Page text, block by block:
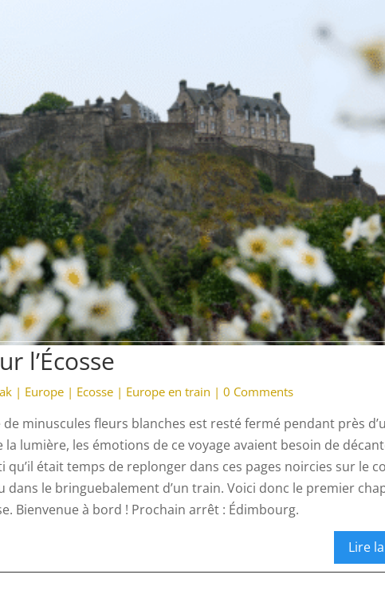
l’Écosse
| Europe | Ecosse | Europe en train | 0 Comments
minuscules fleurs blanches est resté fermé pendant près
la lumière, les émotions de ce voyage avaient besoin de
qu’il était temps de replonger dans ces pages noircies sur le
dans le bringuebalement d’un train. Voici donc le premier
Bienvenue à bord ! Prochain arrêt : Édimbourg.
Lire